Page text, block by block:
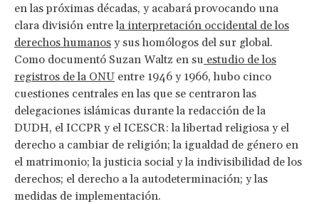
en las próximas décadas, y acabará provocando una
clara división entre la interpretación occidental de los
derechos humanos y sus homólogos del sur global.
Como documentó Suzan Waltz en su estudio de los
registros de la ONU entre 1946 y 1966, hubo cinco
cuestiones centrales en las que se centraron las
delegaciones islámicas durante la redacción de la
DUDH, el ICCPR y el ICESCR: la libertad religiosa y el
derecho a cambiar de religión; la igualdad de género en
el matrimonio; la justicia social y la indivisibilidad de los
derechos; el derecho a la autodeterminación; y las
medidas de implementación.